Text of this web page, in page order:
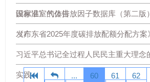
设标准》的公告
国家温室气体排放因子数据库（第二版
发布
《广东省2025年度碳排放配额分配方案
习近平总书记全过程人民民主重大理念
实践 ... 60 61 62